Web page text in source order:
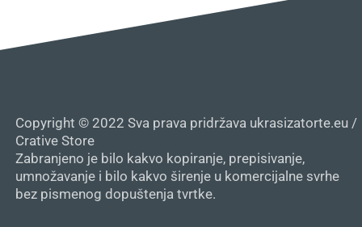
Copyright © 2022 Sva prava pridržava ukrasizatorte.eu /
Crative Store
Zabranjeno je bilo kakvo kopiranje, prepisivanje,
umnožavanje i bilo kakvo širenje u komercijalne svrhe
bez pismenog dopuštenja tvrtke.